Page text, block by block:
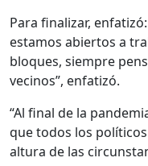
Para finalizar,
estamos abiertos a
bloques, siempre
vecinos”, enfatizó.
“Al final de la
que todos los
altura de las